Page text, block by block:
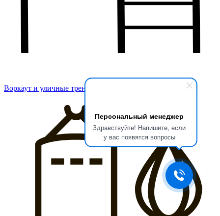
Персональный менеджер
Здравствуйте! Напишите, если
у вас появятся вопросы
Воркаут и уличные тренажеры